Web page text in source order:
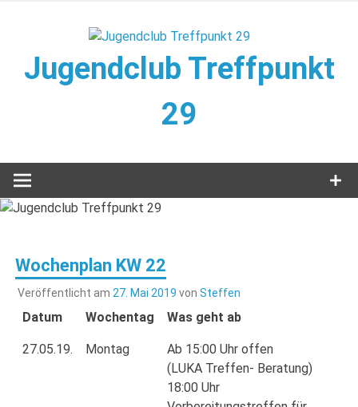
Jugendclub Treffpunkt
29
Wochenplan KW 22
Veröffentlicht am 27. Mai 2019 von Steffen
Datum Wochentag Was geht ab
27.05.19. Montag
Ab 15:00 Uhr offen
(LUKA Treffen- Beratung)
18:00 Uhr